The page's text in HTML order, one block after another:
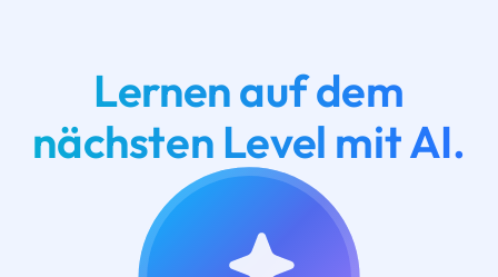
Lernen auf dem
nächsten Level mit AI.